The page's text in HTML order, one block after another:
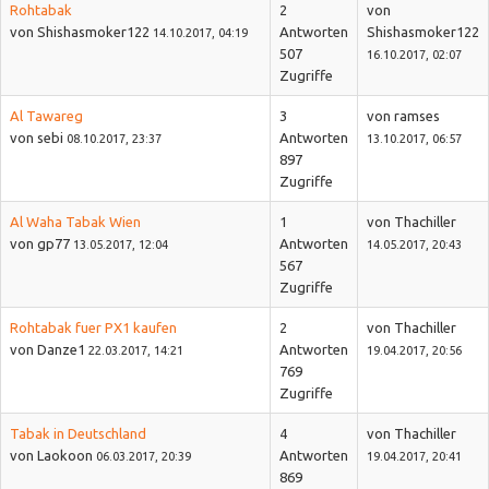
Rohtabak
von Shishasmoker122 14.10.2017, 04:19
2
Antworten
507
Zugriffe
von
Shishasmoker122
16.10.2017, 02:07
Al Tawareg
von sebi 08.10.2017, 23:37
3
Antworten
897
Zugriffe
von ramses
13.10.2017, 06:57
Al Waha Tabak Wien
von gp77 13.05.2017, 12:04
1
Antworten
567
Zugriffe
von Thachiller
14.05.2017, 20:43
Rohtabak fuer PX1 kaufen
von Danze1 22.03.2017, 14:21
2
Antworten
769
Zugriffe
von Thachiller
19.04.2017, 20:56
Tabak in Deutschland
von Laokoon 06.03.2017, 20:39
4
Antworten
869
von Thachiller
19.04.2017, 20:41